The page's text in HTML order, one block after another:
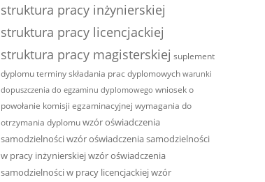
struktura pracy inżynierskiej
struktura pracy licencjackiej
struktura pracy magisterskiej suplement
dyplomuterminy składania prac dyplomowych warunki
dopuszczenia do egzaminu dyplomowego wniosek o
powołanie komisji egzaminacyjnej wymagania do
otrzymania dyplomuwzór oświadczenia
samodzielnościwzór oświadczenia samodzielności
w pracy inżynierskiejwzór oświadczenia
samodzielności w pracy licencjackiejwzór